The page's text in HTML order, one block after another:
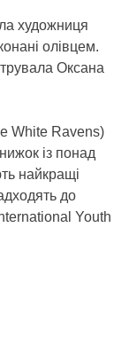
художниця
олівцем.
Оксана
White Ravens)
із понад
найкращі
до
Youth